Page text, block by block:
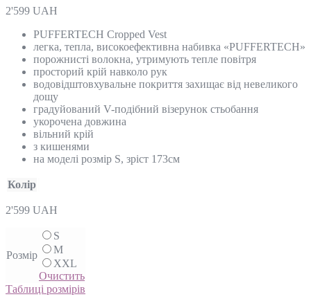
2'599 UAH
PUFFERTECH Cropped Vest
легка, тепла, високоефективна набивка «PUFFERTECH»
порожнисті волокна, утримують тепле повітря
просторий крій навколо рук
водовідштовхувальне покриття захищає від невеликого
дощу
градуйований V-подібний візерунок стьобання
укорочена довжина
вільний крій
з кишенями
на моделі розмір S, зріст 173см
Колір
2'599 UAH
Розмір
S
M
XXL
Очистить
Таблиці розмірів